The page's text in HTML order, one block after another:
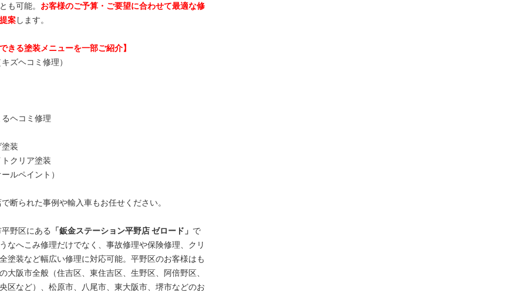
も可能。 お客様のご予算・ご要望に合わせて最適な修
案します。
きる塗装メニューを一部ご紹介】
ズヘコミ修理）
ヘコミ修理
装
クリア塗装
ルペイント）
断られた事例や輸入車もお任せください。
野区にある 「鈑金ステーション平野店 ゼロード」 で
なへこみ修理だけでなく、事故修理や保険修理、クリ
塗装など幅広い修理に対応可能。平野区のお客様はも
大阪市全般（住吉区、東住吉区、生野区、阿倍野区、
区など）、松原市、八尾市、東大阪市、堺市などのお